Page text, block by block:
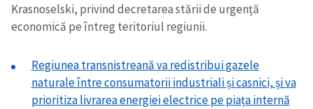
Krasnoselski, privind decretarea stării de urgență
economică pe întreg teritoriul regiunii.
Regiunea transnistreană va redistribui gazele
naturale între consumatorii industriali și casnici, și va
prioritiza livrarea energiei electrice pe piața internă